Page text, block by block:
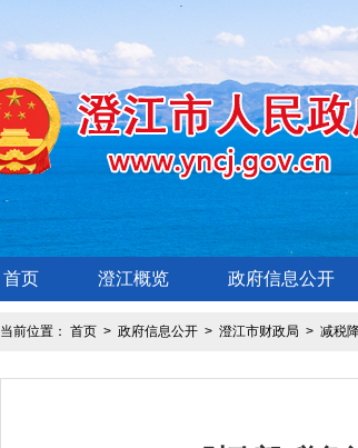
首页 澄江概览 政府信息公开
当前位置： 首页> 政府信息公开> 澄江市财政局 > 减税